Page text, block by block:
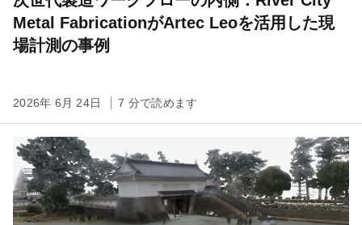
Metal FabricationがArtec Leoを活用した現
場計測の事例
2026年 6月 24日 7 分で読めます